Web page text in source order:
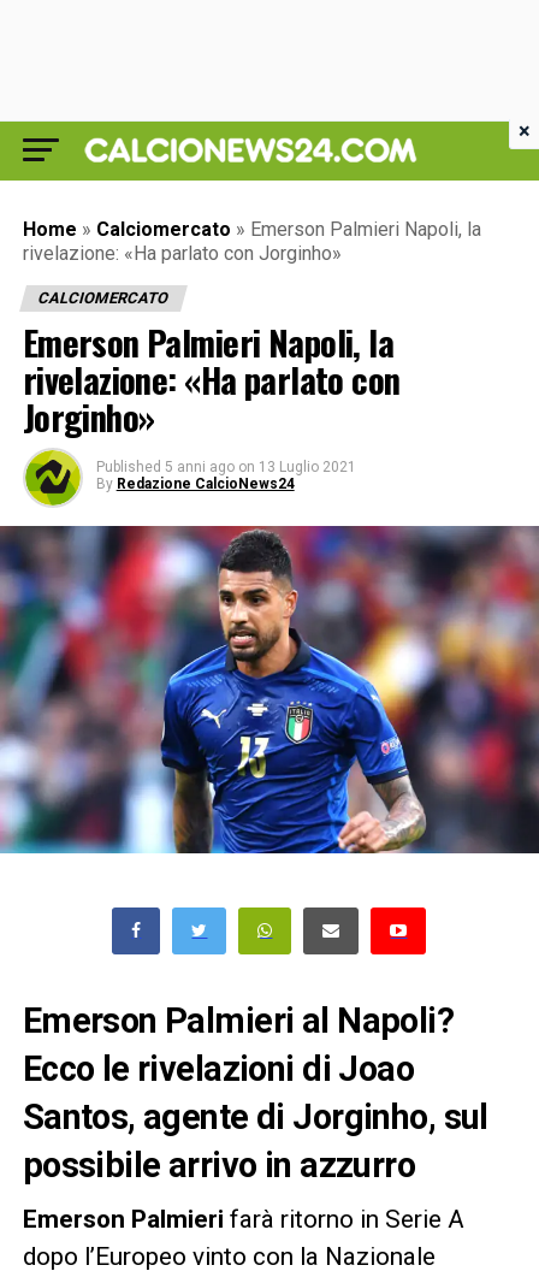
Home » Calciomercato » Emerson Palmieri Napoli, la
rivelazione: «Ha parlato con Jorginho»
CALCIOMERCATO
Emerson Palmieri Napoli, la
rivelazione: «Ha parlato con
Jorginho»
Published 5 anni ago on 13 Luglio 2021
By Redazione CalcioNews24
Emerson Palmieri al Napoli?
Ecco le rivelazioni di Joao
Santos, agente di Jorginho, sul
possibile arrivo in azzurro
Emerson Palmieri farà ritorno in Serie A
dopo l’Europeo vinto con la Nazionale
×